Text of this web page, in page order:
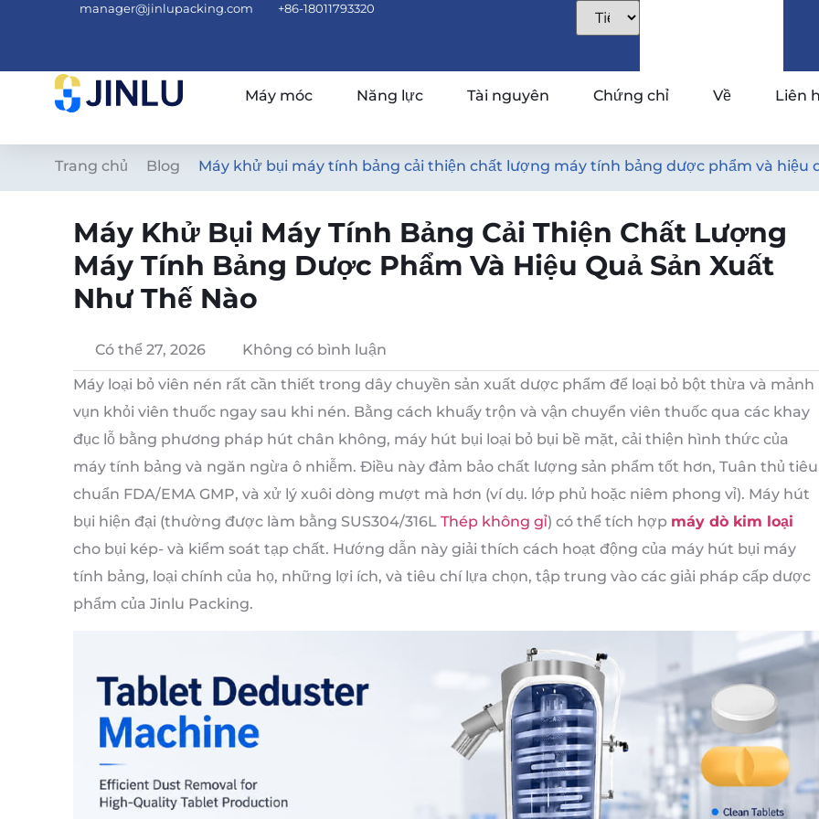
manager@jinlupacking.com +86-18011793320
Máy móc Năng lực Tài nguyên Chứng chỉ Về Liên
Trang chủ Blog Máy khử bụi máy tính bảng cải thiện chất lượng máy tính bảng dược phẩm và hiệu
Máy Khử Bụi Máy Tính Bảng Cải Thiện Chất Lượng
Máy Tính Bảng Dược Phẩm Và Hiệu Quả Sản Xuất
Như Thế Nào
Có thể 27, 2026
Không có bình luận
Máy loại bỏ viên nén rất cần thiết trong dây chuyền sản xuất dược phẩm để loại bỏ bột thừa và mảnh
vụn khỏi viên thuốc ngay sau khi nén. Bằng cách khuấy trộn và vận chuyển viên thuốc qua các khay
đục lỗ bằng phương pháp hút chân không, máy hút bụi loại bỏ bụi bề mặt, cải thiện hình thức của
máy tính bảng và ngăn ngừa ô nhiễm. Điều này đảm bảo chất lượng sản phẩm tốt hơn, Tuân thủ tiêu
chuẩn FDA/EMA GMP, và xử lý xuôi dòng mượt mà hơn (ví dụ. lớp phủ hoặc niêm phong vỉ). Máy hút
bụi hiện đại (thường được làm bằng SUS304/316L Thép không gỉ) có thể tích hợp máy dò kim loại
cho bụi kép- và kiểm soát tạp chất. Hướng dẫn này giải thích cách hoạt động của máy hút bụi máy
tính bảng, loại chính của họ, những lợi ích, và tiêu chí lựa chọn, tập trung vào các giải pháp cấp dược
phẩm của Jinlu Packing.